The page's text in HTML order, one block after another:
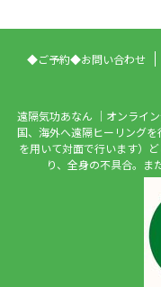
◆ご予約◆お問い合わせ
遠隔気功あなん ｜オンライ
国、海外へ遠隔ヒーリング
を用いて対面で行います）
り、全身の不具合。ま